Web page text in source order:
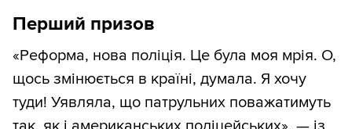
Перший призов
«Реформа, нова поліція. Це була моя мрія. О,
щось змінюється в країні, думала. Я хочу
туди! Уявляла, що патрульних поважатимуть